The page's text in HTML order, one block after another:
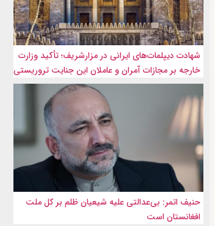
شهادت‌ دیپلمات‌های ایرانی در مزارشریف؛ تأکید وزارت
خارجه بر مجازات آمران و عاملان این جنایت تروریستی
حنیف اتمر: بی‌عدالتی علیه شیعیان ظلم بر کل ملت
افغانستان است